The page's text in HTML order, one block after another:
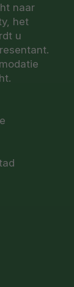
naar
het
u